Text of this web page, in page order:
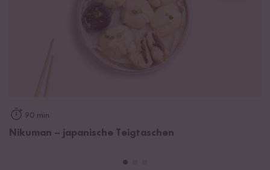
90 min
Nikuman – japanische Teigtaschen